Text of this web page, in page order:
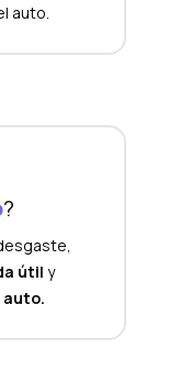
auto.
?
útil y